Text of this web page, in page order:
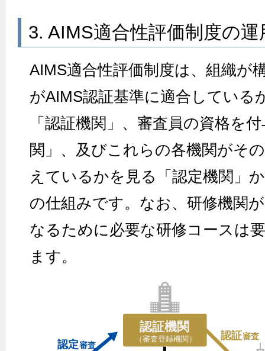
3. AIMS適合性評価制度の運
AIMS適合性評価制度は、組織が
がAIMS認証基準に適合している
「認証機関」、審査員の資格を
関」、及びこれらの各機関がそ
えているかを見る「認定機関」
の仕組みです。なお、研修機関
なるために必要な研修コースは
ます。